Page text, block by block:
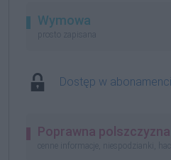
Wymowa
prosto zapisana
Dostęp w
Poprawna polszczyzna
cenne informacje, niespodzianki,